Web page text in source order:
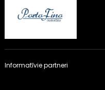
Informatīvie partneri